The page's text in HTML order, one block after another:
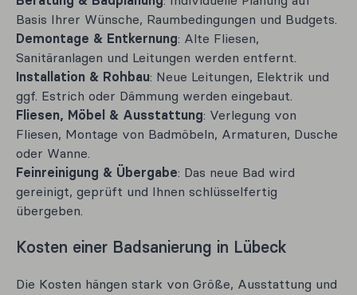
Basis Ihrer Wünsche, Raumbedingungen und Budgets.
Demontage & Entkernung: Alte Fliesen,
Sanitäranlagen und Leitungen werden entfernt.
Installation & Rohbau: Neue Leitungen, Elektrik und
ggf. Estrich oder Dämmung werden eingebaut.
Fliesen, Möbel & Ausstattung: Verlegung von
Fliesen, Montage von Badmöbeln, Armaturen, Dusche
oder Wanne.
Feinreinigung & Übergabe: Das neue Bad wird
gereinigt, geprüft und Ihnen schlüsselfertig
übergeben.
Kosten einer Badsanierung in Lübeck
Die Kosten hängen stark von Größe, Ausstattung und